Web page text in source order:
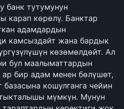
банк тутумунун
карап көрөлү. Банктар
адамдардын
камсыздайт жана бардык
көзөмөлдөйт. Ал
бул маалыматтардын
бир адам менен бөлүшөт,
кошулганга чейин
мүмкүн. Мунун